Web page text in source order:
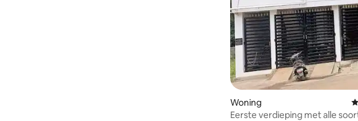
Woning
Eerste verdieping met alle